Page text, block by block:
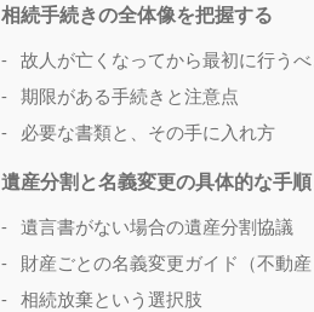
コンテンツ
相続手続きの全体像を把握する
故人が亡くなってから最初に行うべ
期限がある手続きと注意点
必要な書類と、その手に入れ方
遺産分割と名義変更の具体的な手順
遺言書がない場合の遺産分割協議
財産ごとの名義変更ガイド（不動産
相続放棄という選択肢